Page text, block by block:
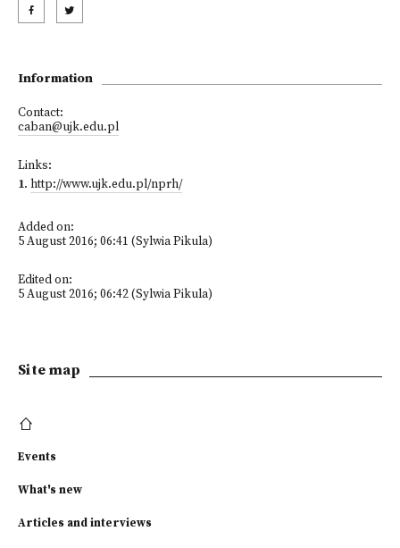
Information
Contact:
caban@ujk.edu.pl
Links:
1. http://www.ujk.edu.pl/nprh/
Added on:
5 August 2016; 06:41 (Sylwia Pikula)
Edited on:
5 August 2016; 06:42 (Sylwia Pikula)
Site map
Events
What's new
Articles and interviews